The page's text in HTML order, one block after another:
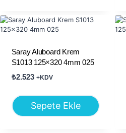
Saray Aluboard Krem
S1013 125×320 4mm 025
₺2.523 +KDV
Sepete Ekle